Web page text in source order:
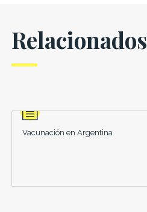
Relacionados
Vacunación en Argentina